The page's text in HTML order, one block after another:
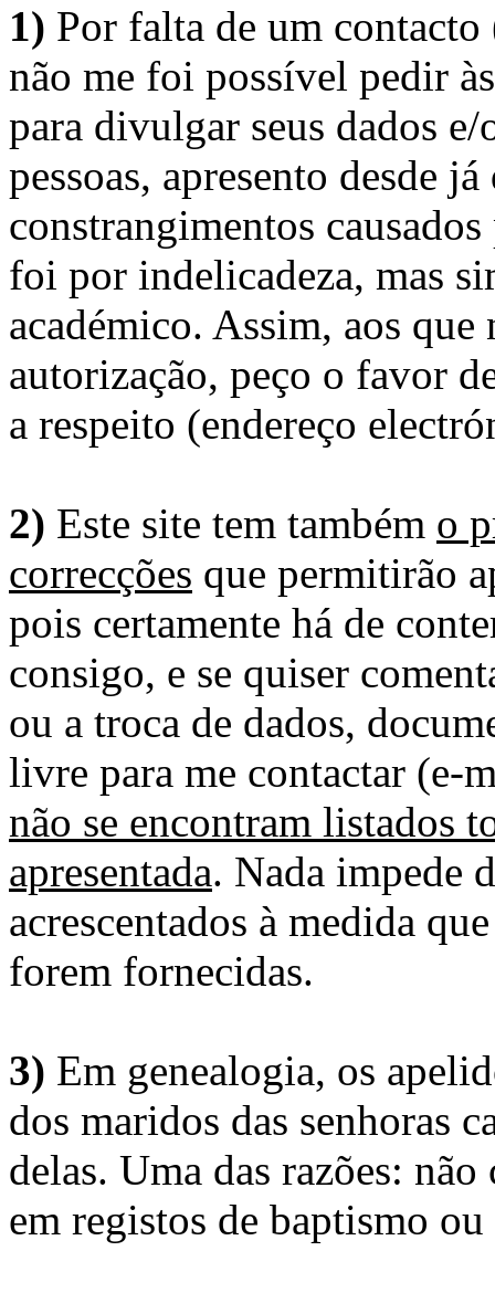
1) Por falta de um
não me foi possível pedir
para divulgar seus dados
pessoas, apresento desde
constrangimentos
foi por indelicadeza, mas
académico. Assim, aos
autorização, peço o favor
a respeito (endereço
2) Este site tem também o
correcções que permitirão
pois certamente há de
consigo, e se quiser
ou a troca de dados,
livre para me contactar (e-
não se encontram listados
apresentada. Nada impede
acrescentados à medida
forem fornecidas.
3) Em genealogia, os
dos maridos das senhoras
delas. Uma das razões:
em registos de baptismo